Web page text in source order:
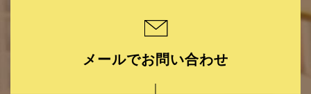
メールでお問い合わせ